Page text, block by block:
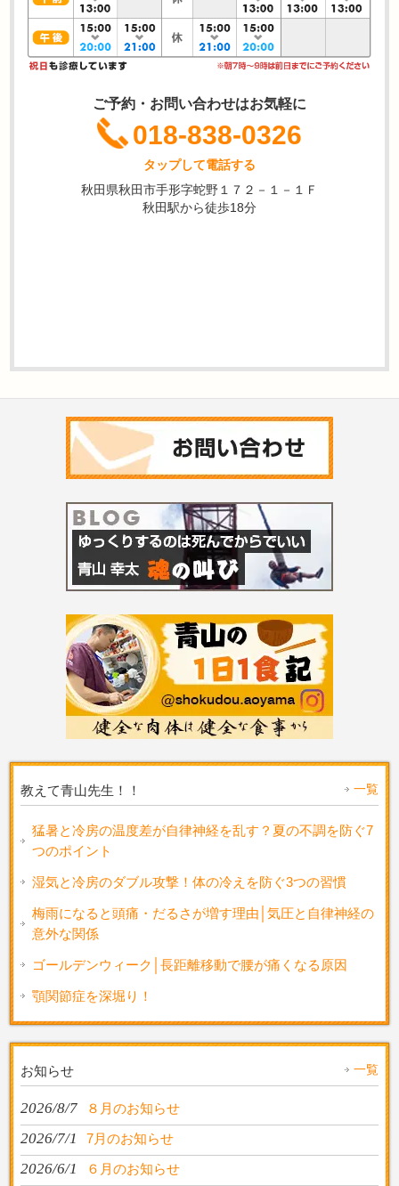
ご予約・お問い合わせはお気軽に
018-838-0326
タップして電話する
秋田県秋田市手形字蛇野１７２－１－１Ｆ
秋田駅から徒歩18分
教えて青山先生！！ 一覧
猛暑と冷房の温度差が自律神経を乱す？夏の不調を防ぐ7
つのポイント
湿気と冷房のダブル攻撃！体の冷えを防ぐ3つの習慣
梅雨になると頭痛・だるさが増す理由│気圧と自律神経の
意外な関係
ゴールデンウィーク│長距離移動で腰が痛くなる原因
顎関節症を深堀り！
お知らせ 一覧
2026/8/7 ８月のお知らせ
2026/7/1 7月のお知らせ
2026/6/1 ６月のお知らせ